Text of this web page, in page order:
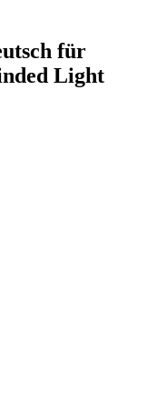
für
Light